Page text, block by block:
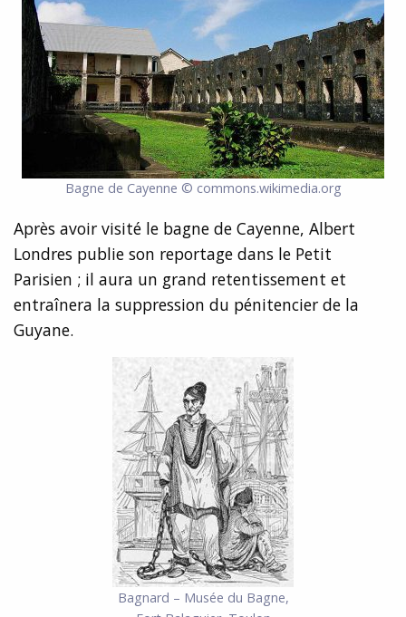
Bagne de Cayenne © commons.wikimedia.org
Après avoir visité le bagne de Cayenne, Albert
Londres publie son reportage dans le Petit
Parisien ; il aura un grand retentissement et
entraînera la suppression du pénitencier de la
Guyane.
Bagnard – Musée du Bagne,